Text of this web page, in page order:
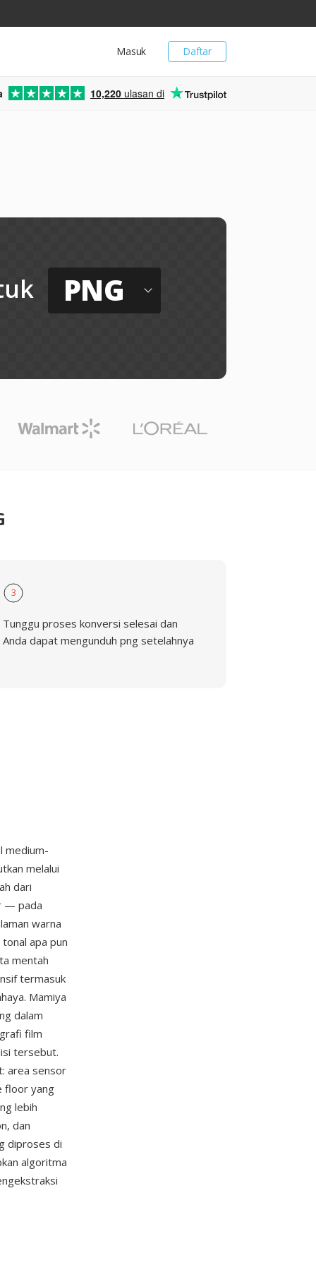
Daftar
Masuk
10,220 ulasan di
PNG
3
Tunggu proses konversi selesai dan
Anda dapat mengunduh png setelahnya
medium-
melalui
dari
— pada
warna
apa pun
mentah
termasuk
Mamiya
dalam
film
tersebut.
area sensor
floor yang
lebih
dan
diproses di
algoritma